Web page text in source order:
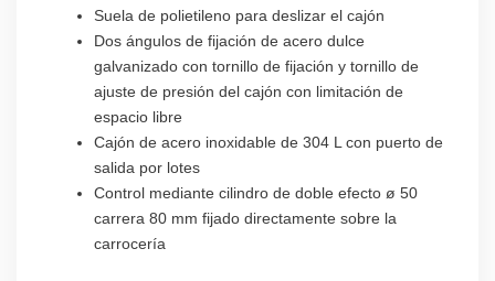
Suela de polietileno para deslizar el cajón
Dos ángulos de fijación de acero dulce
galvanizado con tornillo de fijación y tornillo de
ajuste de presión del cajón con limitación de
espacio libre
Cajón de acero inoxidable de 304 L con puerto de
salida por lotes
Control mediante cilindro de doble efecto ø 50
carrera 80 mm fijado directamente sobre la
carrocería